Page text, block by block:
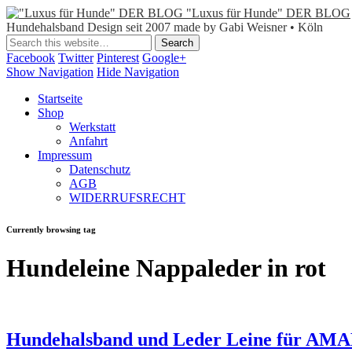
"Luxus für Hunde" DER BLOG
Hundehalsband Design seit 2007 made by Gabi Weisner • Köln
Facebook Twitter Pinterest Google+
Show Navigation Hide Navigation
Startseite
Shop
Werkstatt
Anfahrt
Impressum
Datenschutz
AGB
WIDERRUFSRECHT
Currently browsing tag
Hundeleine Nappaleder in rot
Hundehalsband und Leder Leine für